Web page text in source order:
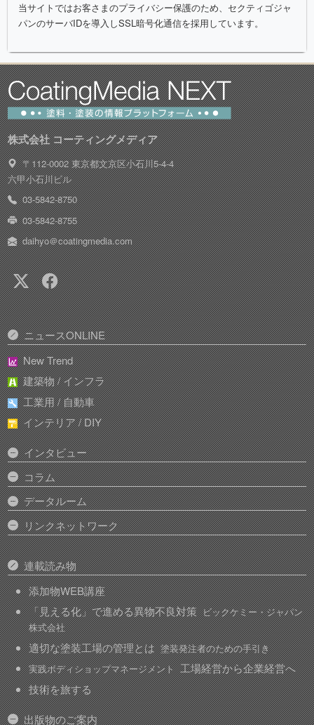
当サイトではお客さまのプライバシー保護のため、セクティゴジャ
パンのサーバIDを導入しSSL暗号化通信を採用しています。
株式会社 コーティングメディア
〒112-0002 東京都文京区小石川5-4-4
六甲小石川ビル
03-5842-8750
03-5842-8755
daihyo＠coatingmedia.com
ニュースONLINE
New Trend
建築物 / インフラ
工業用 / 自動車
インテリア / DIY
インタビュー
コラム
データルーム
リンクネットワーク
連載読み物
添加物WEB講座
「見える化」で進める異物不良対策 ビックケミー・ジャパン
株式会社
適切な塗装工場の管理とは 塗装発注者のための手引き
実践ボディショップマネージメント 工場経営から企業経営へ
技術を旅する
出版物のご案内